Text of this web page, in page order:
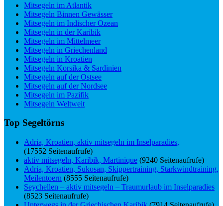
Mitsegeln im Atlantik
Mitsegeln Binnen Gewässer
Mitsegeln im Indischer Ozean
Mitsegeln in der Karibik
Mitsegeln im Mittelmeer
Mitsegeln in Griechenland
Mitsegeln in Kroatien
Mitsegeln Korsika & Sardinien
Mitsegeln auf der Ostsee
Mitsegeln auf der Nordsee
Mitsegeln im Pazifik
Mitsegeln Weltweit
Top Segeltörns
Adria, Kroatien, aktiv mitsegeln im Inselparadies,
(17552 Seitenaufrufe)
aktiv mitsegeln, Karibik, Martinique (9240 Seitenaufrufe)
Adria, Kroatien, Sukosan, Skippertraining, Starkwindtraining,
Meilentoern (8555 Seitenaufrufe)
Seychellen – aktiv mitsegeln – Traumurlaub im Inselparadies
(8523 Seitenaufrufe)